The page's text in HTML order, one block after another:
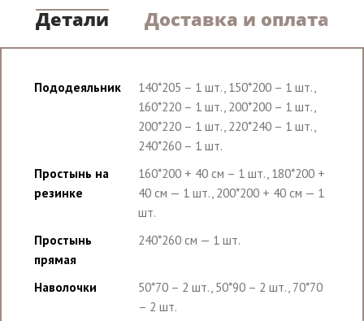
Детали Доставка и оплата
Пододеяльник
140*205 – 1 шт., 150*200 – 1 шт.,
160*220 – 1 шт., 200*200 – 1 шт.,
200*220 – 1 шт., 220*240 – 1 шт.,
240*260 – 1 шт.
Простынь на
резинке
160*200 + 40 см – 1 шт., 180*200 +
40 см — 1 шт., 200*200 + 40 см — 1
шт.
Простынь
прямая
240*260 см — 1 шт.
Наволочки
50*70 – 2 шт., 50*90 – 2 шт., 70*70
– 2 шт.